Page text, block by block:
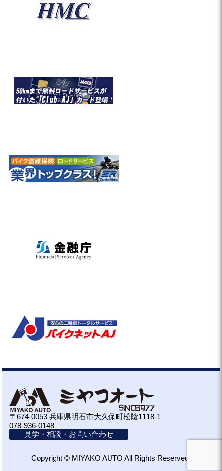
〒674-0053 兵庫県明石市大久保町松陰1118-1
078-936-0148
見学・相談・お問い合わせ
Copyright © MIYAKO AUTO All Rights Reserved.